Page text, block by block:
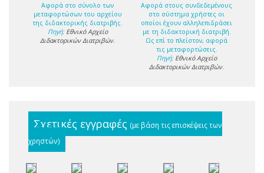
Αφορά στο σύνολο των
μεταφορτώσων του αρχείου
της διδακτορικής διατριβής.
Πηγή: Εθνικό Αρχείο
Διδακτορικών Διατριβών.
Αφορά στους συνδεδεμένους
στο σύστημα χρήστες οι
οποίοι έχουν αλληλεπιδράσει
με τη διδακτορική διατριβή.
Ως επί το πλείστον, αφορά
τις μεταφορτώσεις.
Πηγή: Εθνικό Αρχείο
Διδακτορικών Διατριβών.
Σχετικές εγγραφές (με βάση τις επισκέψεις των
χρηστών)